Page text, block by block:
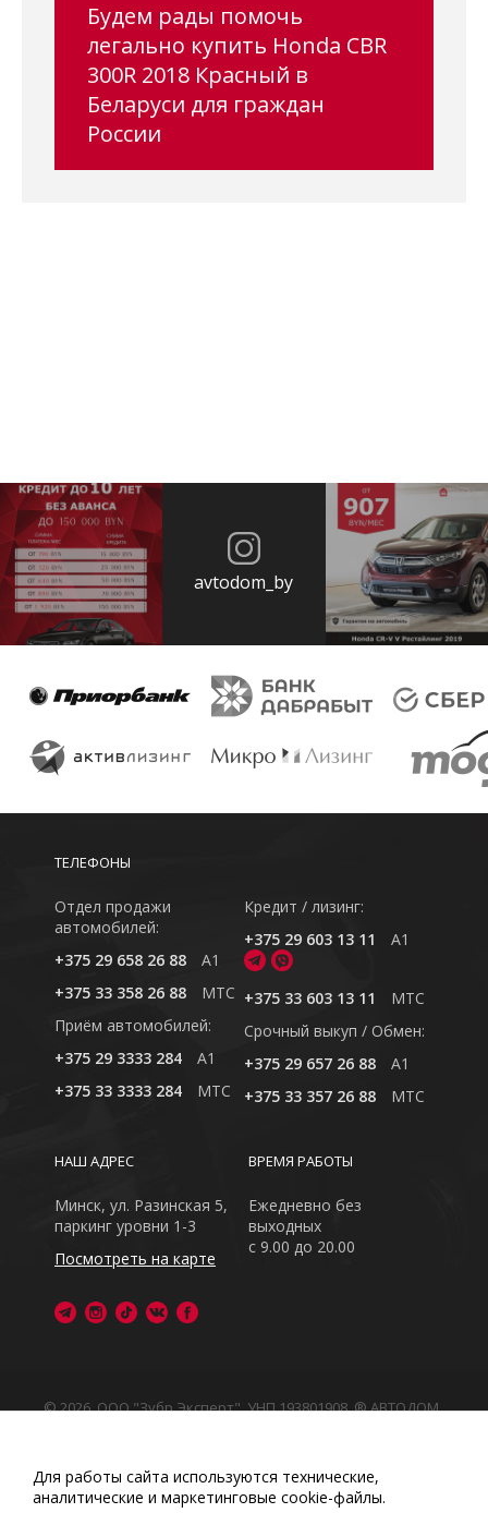
Будем рады помочь
легально купить Honda CBR
300R 2018 Красный в
Беларуси для граждан
России
avtodom_by
ТЕЛЕФОНЫ
Отдел продажи
автомобилей:
+375 29 658 26 88
A1
+375 33 358 26 88
MTC
Приём автомобилей:
+375 29 3333 284
A1
+375 33 3333 284
MTC
Кредит / лизинг:
+375 29 603 13 11
A1
+375 33 603 13 11
MTC
Cрочный выкуп / Обмен:
+375 29 657 26 88
A1
+375 33 357 26 88
MTC
ВРЕМЯ РАБОТЫ
Ежедневно без
выходных
с 9.00 до 20.00
НАШ АДРЕС
Минск, ул. Разинская 5,
паркинг уровни 1-3
Посмотреть на карте
© 2026, ООО "Зубр Эксперт", УНП 193801908. ® АВТОДОМ
Обращаем Ваше внимание на то, что данный интернет-
сайт носит исключительно информационный характер
Любое использование либо копирование материалов
Для работы сайта используются технические,
аналитические и маркетинговые сооkіе-файлы.